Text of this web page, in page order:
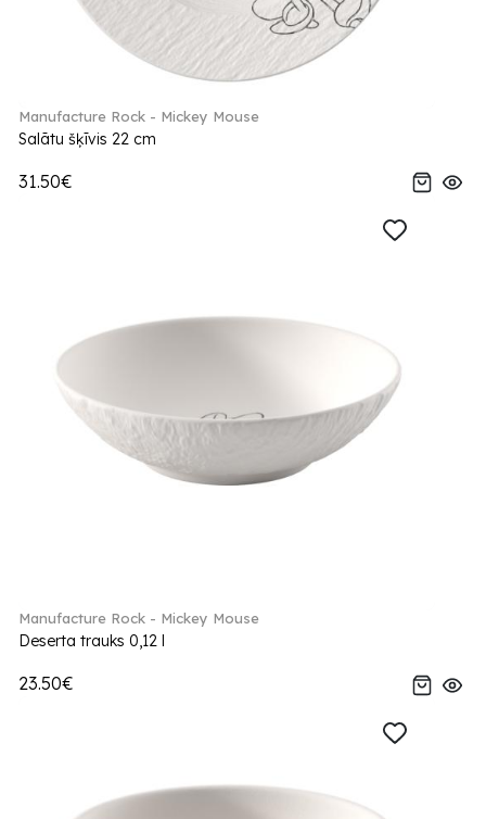
Manufacture Rock - Mickey Mouse
Salātu šķīvis 22 cm
31.50€
Manufacture Rock - Mickey Mouse
Deserta trauks 0,12 l
23.50€